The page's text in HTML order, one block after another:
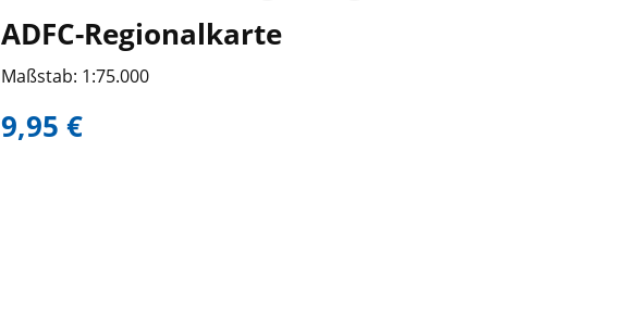
ADFC-Regionalkarte
Maßstab: 1:75.000
9,95 €